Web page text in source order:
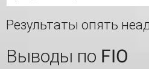
Результаты опять
Выводы по FIO